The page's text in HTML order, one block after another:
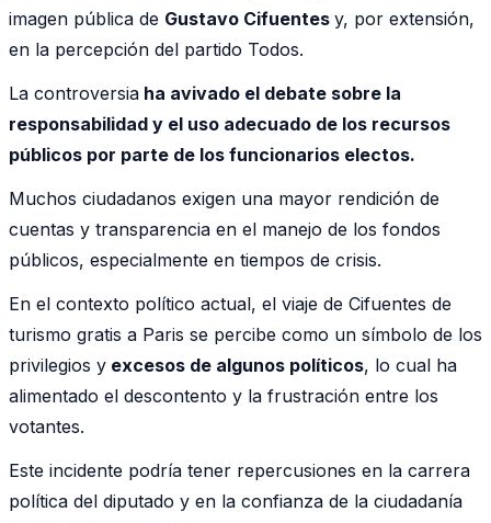
imagen pública de Gustavo Cifuentes y, por extensión,
en la percepción del partido Todos.
La controversia ha avivado el debate sobre la
responsabilidad y el uso adecuado de los recursos
públicos por parte de los funcionarios electos.
Muchos ciudadanos exigen una mayor rendición de
cuentas y transparencia en el manejo de los fondos
públicos, especialmente en tiempos de crisis.
En el contexto político actual, el viaje de Cifuentes de
turismo gratis a Paris se percibe como un símbolo de los
privilegios y excesos de algunos políticos, lo cual ha
alimentado el descontento y la frustración entre los
votantes.
Este incidente podría tener repercusiones en la carrera
política del diputado y en la confianza de la ciudadanía